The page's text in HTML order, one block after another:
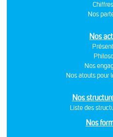
Nos
Nos
Nos
Nos atouts pour
Nos
Liste des
Nos